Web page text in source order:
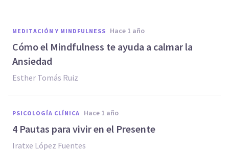
MEDITACIÓN Y MINDFULNESS hace 1 año
Cómo el Mindfulness te ayuda a calmar la
Ansiedad
Esther Tomás Ruiz
PSICOLOGÍA CLÍNICA hace 1 año
4 Pautas para vivir en el Presente
Iratxe López Fuentes